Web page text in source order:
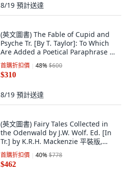
8/19 預計送達
(英文圖書) The Fable of Cupid and
Psyche Tr. [By T. Taylor]: To Which
Are Added a Poetical Paraphrase ...
平裝版, Legare Street Press, 英文
首購折扣價 48%$600
$310
8/19 預計送達
(英文圖書) Fairy Tales Collected in
the Odenwald by J.W. Wolf. Ed. [In
Tr.] by K.R.H. Mackenzie 平裝版,
Legare Street Press, 英文
首購折扣價 40%$778
$462